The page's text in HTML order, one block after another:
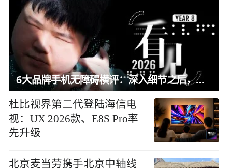
6大品牌手机无障碍横评：深入细节之后，似乎只有苹果能挺住？｜ 看见2026
杜比视界第二代登陆海信电
视：UX 2026款、E8S Pro率
先升级
北京麦当劳携手北京中轴线